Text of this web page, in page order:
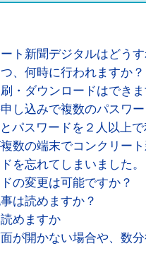
は、デジタル版の範囲内
規約等の提示
及び関連事項は、デジタ
れます。なお、当該提示
のとします。
規約の変更
社は、購読者の了承なく
版の利用条件は、変更後
更後の本規約については
時点より、効力を生じる
ト新聞デジタルはどうす
、何時に行われますか？
・ダウンロードはできま
し込みで複数のパスワー
パスワードを２人以上
数の端末でコンクリー
を忘れてしまいました。
の変更は可能ですか？
は読めますか？
めますか
が開かない場合や、数